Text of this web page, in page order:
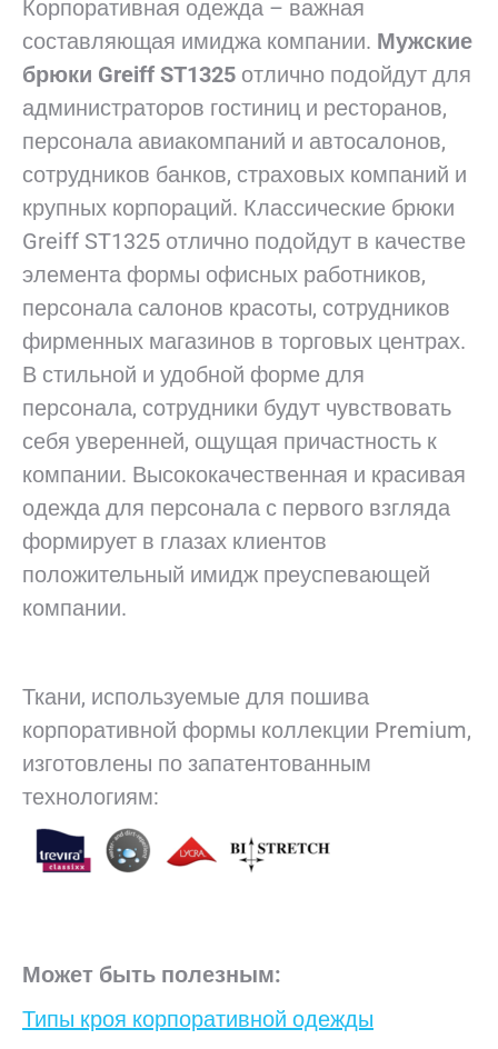
Корпоративная одежда – важная
составляющая имиджа компании. Мужские
брюки Greiff ST1325 отлично подойдут для
администраторов гостиниц и ресторанов,
персонала авиакомпаний и автосалонов,
сотрудников банков, страховых компаний и
крупных корпораций. Классические брюки
Greiff ST1325 отлично подойдут в качестве
элемента формы офисных работников,
персонала салонов красоты, сотрудников
фирменных магазинов в торговых центрах.
В стильной и удобной форме для
персонала, сотрудники будут чувствовать
себя уверенней, ощущая причастность к
компании. Высококачественная и красивая
одежда для персонала с первого взгляда
формирует в глазах клиентов
положительный имидж преуспевающей
компании.
Ткани, используемые для пошива
корпоративной формы коллекции Premium,
изготовлены по запатентованным
технологиям:
Может быть полезным:
Типы кроя корпоративной одежды